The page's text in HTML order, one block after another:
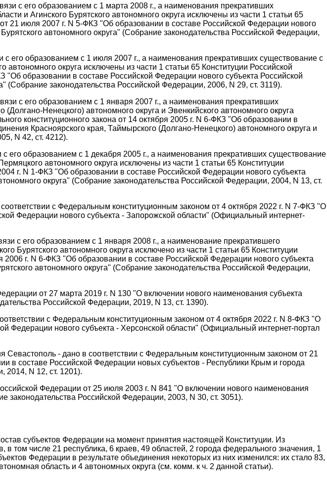
с его образованием с 1 марта 2008 г., а наименования прекративших
и Агинского Бурятского автономного округа исключены из части 1 статьи 65
21 июля 2007 г. N 5-ФКЗ "Об образовании в составе Российской Федерации нового
автономного округа" (Собрание законодательства Российской Федерации,
его образованием с 1 июля 2007 г., а наименования прекративших существование с
округа исключены из части 1 статьи 65 Конституции Российской
образовании в составе Российской Федерации нового субъекта Российской
(Собрание законодательства Российской Федерации, 2006, N 29, ст. 3119).
с его образованием с 1 января 2007 г., а наименования прекративших
Ненецкого) автономного округа и Эвенкийского автономного округа
конституционного закона от 14 октября 2005 г. N 6-ФКЗ "Об образовании в
Красноярского края, Таймырского (Долгано-Ненецкого) автономного округа и
N 42, ст. 4212).
его образованием с 1 декабря 2005 г., а наименования прекративших существование
автономного округа исключены из части 1 статьи 65 Конституции
г. N 1-ФКЗ "Об образовании в составе Российской Федерации нового субъекта
округа" (Собрание законодательства Российской Федерации, 2004, N 13, ст.
с Федеральным конституционным законом от 4 октября 2022 г. N 7-ФКЗ "О
Федерации нового субъекта - Запорожской области" (Официальный интернет-
с его образованием с 1 января 2008 г., а наименование прекратившего
Бурятского автономного округа исключено из части 1 статьи 65 Конституции
г. N 6-ФКЗ "Об образовании в составе Российской Федерации нового субъекта
автономного округа" (Собрание законодательства Российской Федерации,
от 27 марта 2019 г. N 130 "О включении нового наименования субъекта
Российской Федерации, 2019, N 13, ст. 1390).
с Федеральным конституционным законом от 4 октября 2022 г. N 8-ФКЗ "О
Федерации нового субъекта - Херсонской области" (Официальный интернет-портал
- дано в соответствии с Федеральным конституционным законом от 21
составе Российской Федерации новых субъектов - Республики Крым и города
2014, N 12, ст. 1201).
Федерации от 25 июля 2003 г. N 841 "О включении нового наименования
Российской Федерации, 2003, N 30, ст. 3051).
субъектов Федерации на момент принятия настоящей Конституции. Из
том числе 21 республика, 6 краев, 49 областей, 2 города федерального значения, 1
Федерации в результате объединения некоторых из них изменился: их стало 83,
область и 4 автономных округа (см. комм. к ч. 2 данной статьи).